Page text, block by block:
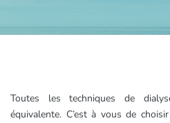
Toutes les techniques de
équivalente. C’est à vous de